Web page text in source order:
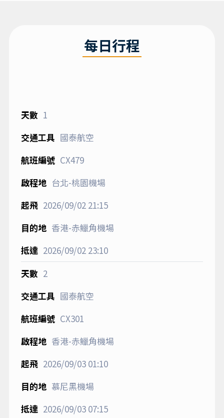
每日行程
1
國泰航空
CX479
台北-桃園機場
2026/09/0221:15
香港-赤鱲角機場
2026/09/0223:10
2
國泰航空
CX301
香港-赤鱲角機場
2026/09/0301:10
慕尼黑機場
2026/09/0307:15